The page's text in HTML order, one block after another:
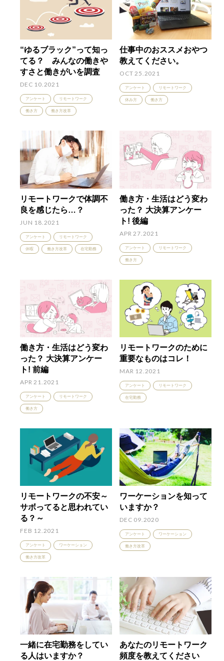
“ゆるブラック”って知っ
てる？ みんなの働きや
すさと働きがいを調査
DEC 10.2021
アンケート リモートワーク
働き方 働き方改革
仕事中のおススメおやつ
教えてください。
OCT 25.2021
アンケート リモートワーク
休み方 働き方
リモートワークで体調不
良を感じたら…？
JUN 18.2021
アンケート リモートワーク
休暇 働き方改革 在宅勤務
働き方・生活はどう変わ
った？ 大決算アンケー
ト! 後編
APR 27.2021
アンケート リモートワーク
働き方
働き方・生活はどう変わ
った？ 大決算アンケー
ト! 前編
APR 21.2021
アンケート リモートワーク
働き方
リモートワークのために
重要なものはコレ！
MAR 12.2021
アンケート リモートワーク
在宅勤務
リモートワークの不安～
サボってると思われてい
る？～
FEB 12.2021
アンケート ワーケーション
働き方改革
ワーケーションを知って
いますか？
DEC 09.2020
アンケート ワーケーション
働き方改革
一緒に在宅勤務をしてい
る人はいますか？
あなたのリモートワーク
頻度を教えてください